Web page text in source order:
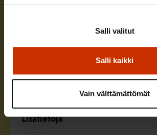
Salli kaikki
Salli valitut
Vain välttämättömät
Assistentti järjestötoiminnan
Hae viimeistään16.8.2026
Lisätietoja